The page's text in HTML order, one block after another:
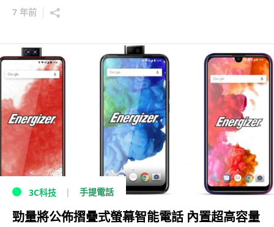
7 年前
3C科技 手提電話
勁量將公佈摺疊式螢幕智能電話 內置超高容量